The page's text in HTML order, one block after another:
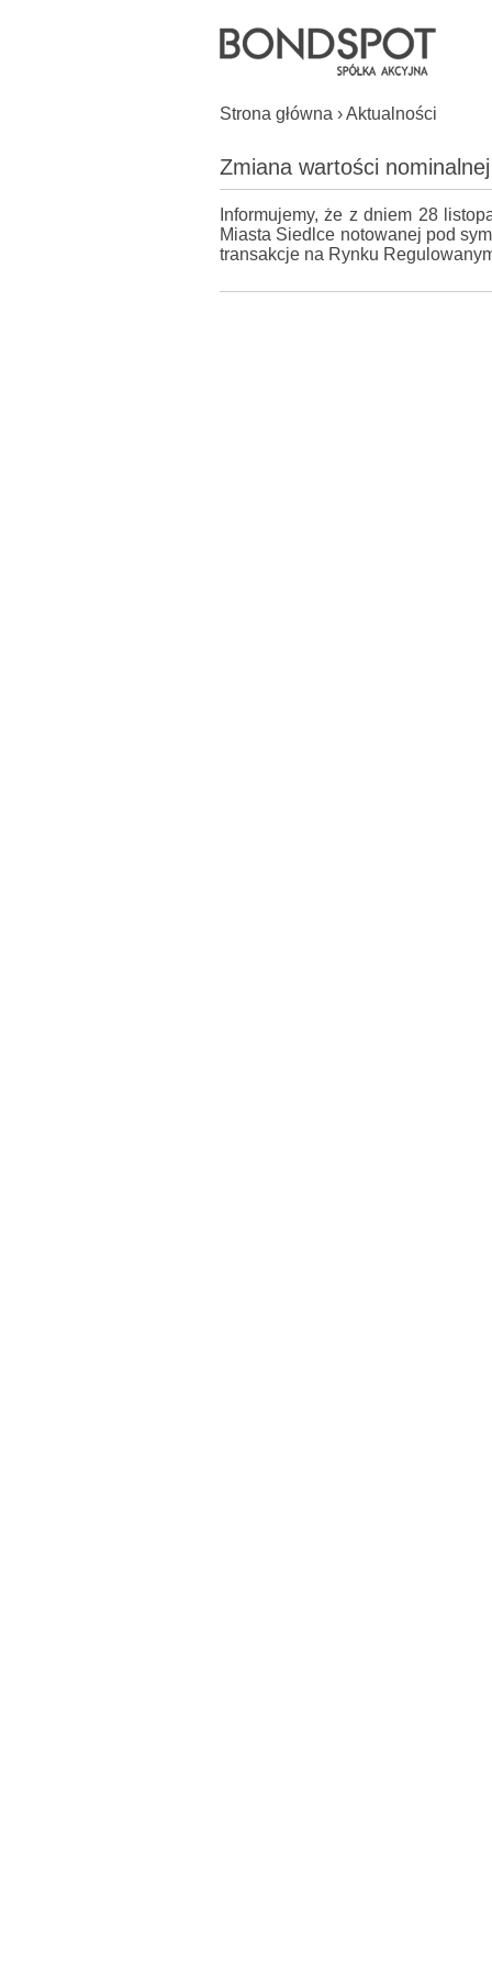
Strona główna ›Aktualności
Zmiana wartości
Informujemy, że z dniem 28
Miasta Siedlce notowanej pod
transakcje na Rynku